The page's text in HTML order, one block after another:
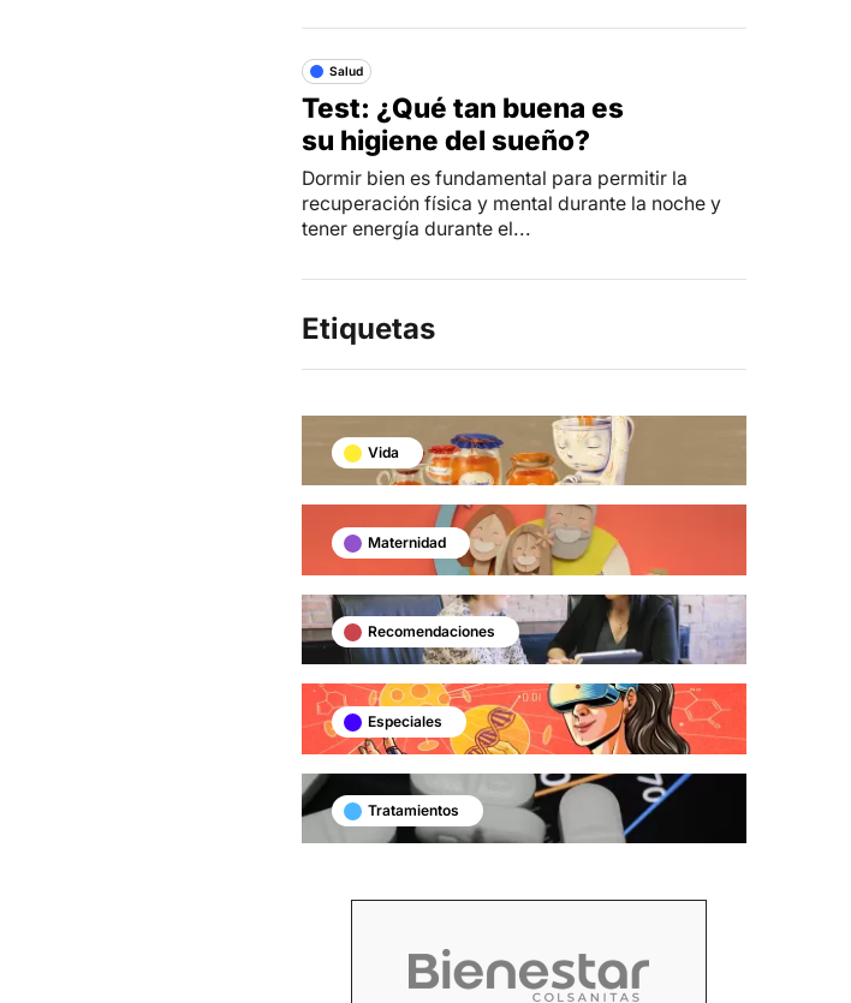
Salud
Test: ¿Qué tan buena es
su higiene del sueño?
Dormir bien es fundamental para permitir la
recuperación física y mental durante la noche y
tener energía durante el...
Etiquetas
Vida
Maternidad
Recomendaciones
Especiales
Tratamientos